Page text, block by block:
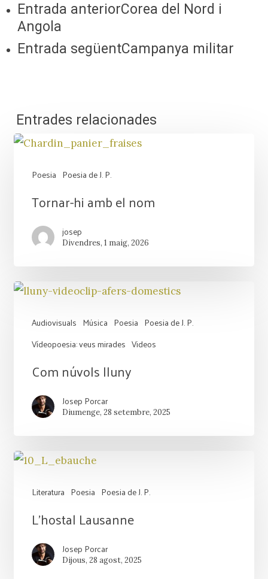
Entrada anteriorCorea del Nord i
Angola
Entrada següentCampanya militar
Entrades relacionades
Poesia Poesia de J. P.
Tornar-
amb
Tornar-hi amb el nom
josep
Divendres, 1 maig, 2026
Audiovisuals Música Poesia Poesia de J. P.
Vídeopoesia: veus mirades Videos
Com
lluny
Com núvols lluny
Josep Porcar
Diumenge, 28 setembre, 2025
Literatura Poesia Poesia de J. P.
L’hostalL’hostal Lausanne
Josep Porcar
Dijous, 28 agost, 2025